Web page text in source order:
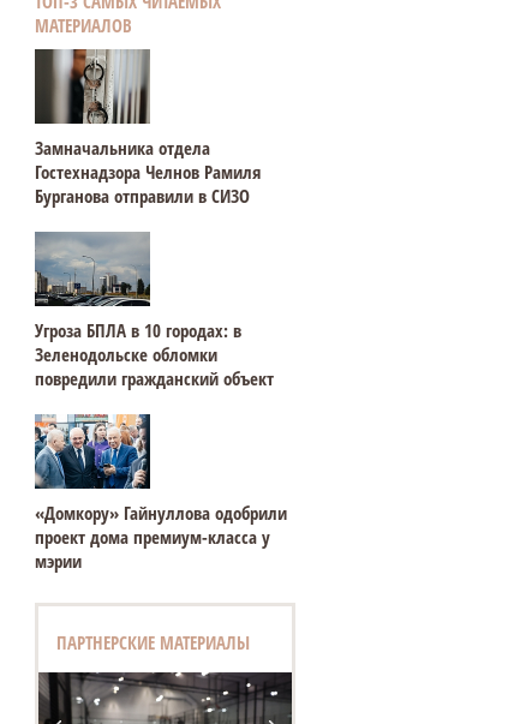
МАТЕРИАЛОВ
Замначальника отдела
Гостехнадзора Челнов Рамиля
Бурганова отправили в СИЗО
Угроза БПЛА в 10 городах: в
Зеленодольске обломки
повредили гражданский объект
«Домкору» Гайнуллова одобрили
проект дома премиум-класса у
мэрии
ПАРТНЕРСКИЕ МАТЕРИАЛЫ